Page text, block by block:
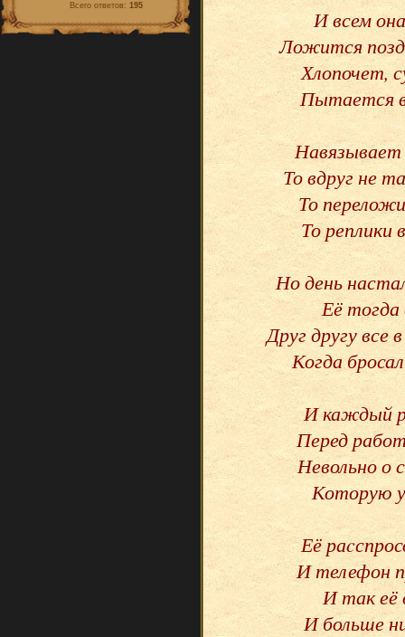
Всего ответов: 195
И всем
Ложится
Хлопочет,
Пытается
То вдруг не
То
То реплики
Но день
Её тогда
Друг другу все
Когда
И каждый
Перед
Невольно о
Которую
Её
И телефон
И так её
И больше